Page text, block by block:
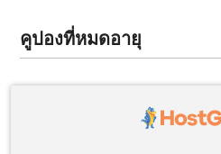
คูปองที่หมดอายุ